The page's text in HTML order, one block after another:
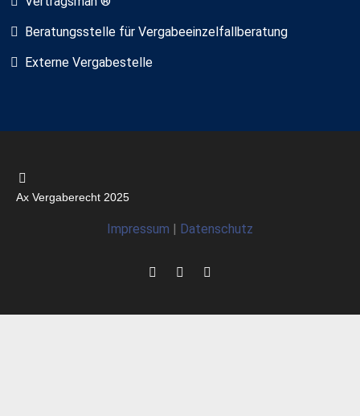
Beratungsstelle für Vergabeeinzelfallberatung
Externe Vergabestelle
Ax Vergaberecht 2025
Impressum Datenschutz